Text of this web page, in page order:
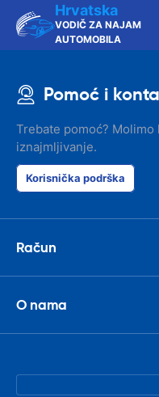
Hrvatska
VODIČ ZA NAJAM
AUTOMOBILA
Pomoć i
Trebate pomoć?
iznajmljivanje.
Korisnička podrška
Račun
O nama